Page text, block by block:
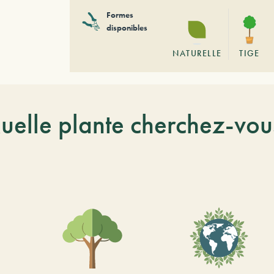
Formes
disponibles
NATURELLE TIGE
plante cherchez-